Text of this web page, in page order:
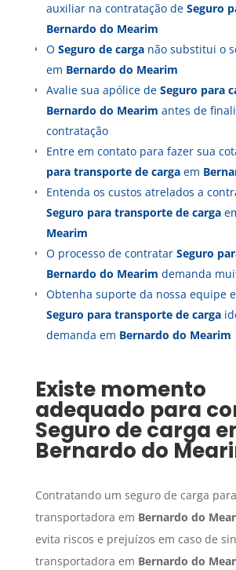
auxiliar na contratação de Seguro
Bernardo do Mearim
O Seguro de carganão substitui o
em Bernardo do Mearim
Avalie sua apólice de Seguro para
Bernardo do Mearim antes de
contratação
Entre em contato para fazer sua
para transporte de cargaem
Entenda os custos atrelados a
Seguro para transporte de carga
Mearim
O processo de contratar Seguro
Bernardo do Mearim demanda
Obtenha suporte da nossa equipe
Seguro para transporte de carga
demanda em Bernardo do Mearim
Existe momento
adequado para
Seguro de carga
Bernardo do
Contratando um seguro de carga para
transportadora em Bernardo do
evita riscos e prejuízos em caso de
transportadora em Bernardo do